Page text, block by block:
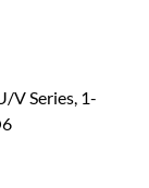
V Series, 1-